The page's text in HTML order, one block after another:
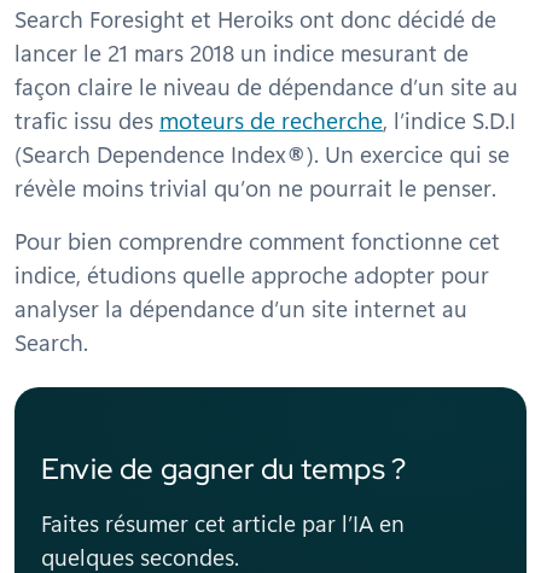
Search Foresight et Heroiks ont donc décidé de
lancer le 21 mars 2018 un indice mesurant de
façon claire le niveau de dépendance d’un site au
trafic issu des moteurs de recherche, l’indice S.D.I
(Search Dependence Index®). Un exercice qui se
révèle moins trivial qu’on ne pourrait le penser.
Pour bien comprendre comment fonctionne cet
indice, étudions quelle approche adopter pour
analyser la dépendance d’un site internet au
Search.
Envie de gagner du temps ?
Faites résumer cet article par l’IA en
quelques secondes.